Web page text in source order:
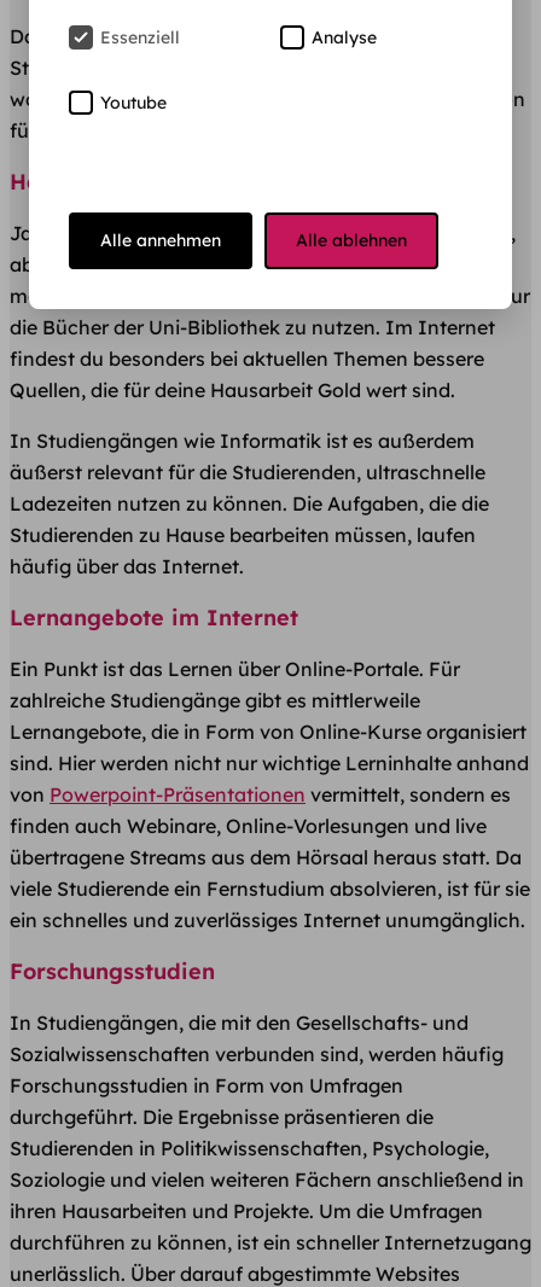
Das Internet ist allgegenwärtig und besonders für
Studenten heutzutage nicht mehr wegzudenken. Aber
wofür sollten Studenten das Internet nutzen, um davon
für ihr Studium zu profitieren?
Hausarbeiten und Arbeit zu Hause
Ja, es ging früher auch mit dem Gang in die Bibliothek,
aber heute haben wir viel schneller Zugriff auf alle
möglichen Quellen. Wir sind nicht mehr angewiesen, nur
die Bücher der Uni-Bibliothek zu nutzen. Im Internet
findest du besonders bei aktuellen Themen bessere
Quellen, die für deine Hausarbeit Gold wert sind.
In Studiengängen wie Informatik ist es außerdem
äußerst relevant für die Studierenden, ultraschnelle
Ladezeiten nutzen zu können. Die Aufgaben, die die
Studierenden zu Hause bearbeiten müssen, laufen
häufig über das Internet.
Lernangebote im Internet
Ein Punkt ist das Lernen über Online-Portale. Für
zahlreiche Studiengänge gibt es mittlerweile
Lernangebote, die in Form von Online-Kurse organisiert
sind. Hier werden nicht nur wichtige Lerninhalte anhand
von Powerpoint-Präsentationen vermittelt, sondern es
finden auch Webinare, Online-Vorlesungen und live
übertragene Streams aus dem Hörsaal heraus statt. Da
viele Studierende ein Fernstudium absolvieren, ist für sie
ein schnelles und zuverlässiges Internet unumgänglich.
Forschungsstudien
In Studiengängen, die mit den Gesellschafts- und
Sozialwissenschaften verbunden sind, werden häufig
Forschungsstudien in Form von Umfragen
durchgeführt. Die Ergebnisse präsentieren die
Studierenden in Politikwissenschaften, Psychologie,
Soziologie und vielen weiteren Fächern anschließend in
ihren Hausarbeiten und Projekte. Um die Umfragen
durchführen zu können, ist ein schneller Internetzugang
unerlässlich. Über darauf abgestimmte Websites
Essenziell Analyse
Youtube
Alle annehmen Alle ablehnen